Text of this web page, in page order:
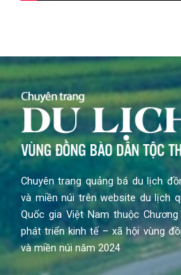
Chuyên trang quảng bá du lịch
và miền núi trên website du lịch
Quốc gia Việt Nam thuộc
phát triển kinh tế – xã hội vùng
và miền núi năm 2024